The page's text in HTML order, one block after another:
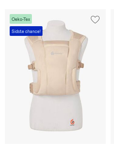
Oeko-Tex
Sidste chance!